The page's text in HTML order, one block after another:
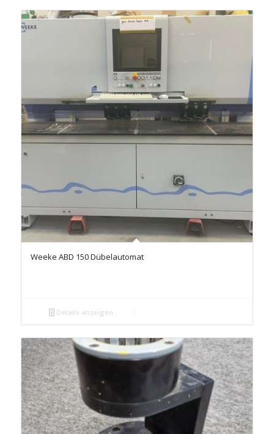
Weeke ABD 150 Dübelautomat
Details anzeigen